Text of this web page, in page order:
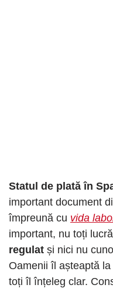
Statul de plată în
important document
împreună cu vida
important, nu toți
regulat și nici nu
Oamenii îl așteaptă
toți îl înțeleg clar.